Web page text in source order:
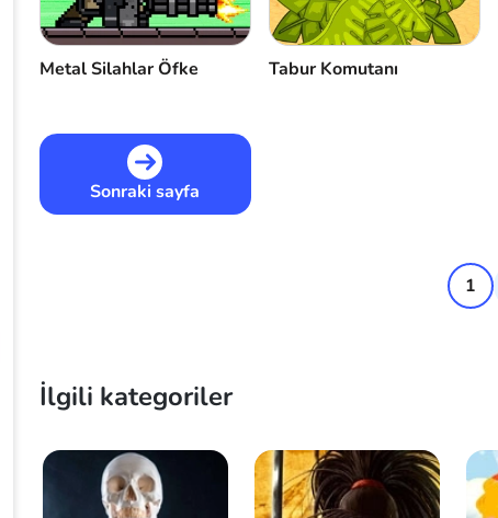
Metal Silahlar Öfke Tabur Komutanı
Sonraki sayfa
1
İlgili kategoriler